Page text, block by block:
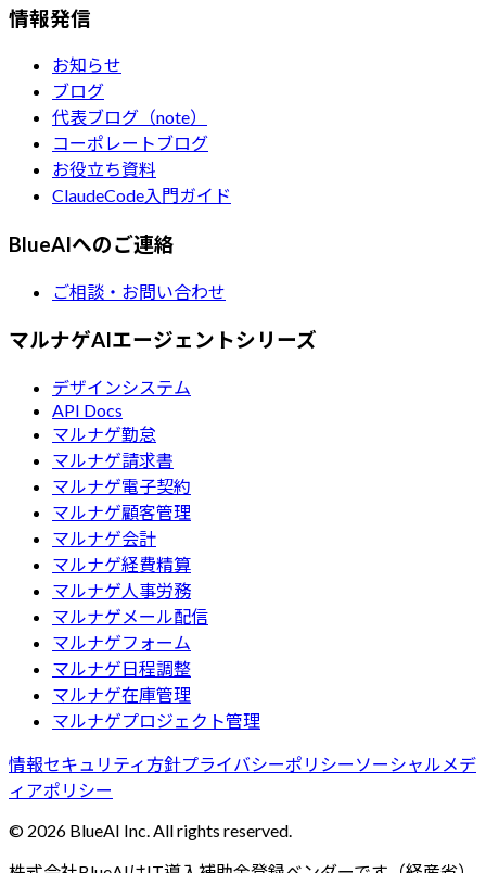
情報発信
お知らせ
ブログ
代表ブログ（note）
コーポレートブログ
お役立ち資料
ClaudeCode入門ガイド
BlueAIへのご連絡
ご相談・お問い合わせ
マルナゲAIエージェントシリーズ
デザインシステム
API Docs
マルナゲ勤怠
マルナゲ請求書
マルナゲ電子契約
マルナゲ顧客管理
マルナゲ会計
マルナゲ経費精算
マルナゲ人事労務
マルナゲメール配信
マルナゲフォーム
マルナゲ日程調整
マルナゲ在庫管理
マルナゲプロジェクト管理
情報セキュリティ方針プライバシーポリシー ソーシャルメデ
ィアポリシー
© 2026 BlueAI Inc. All rights reserved.